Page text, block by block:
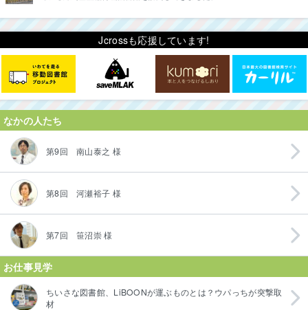
Jcrossも応援しています!
なかの人たち
第9回 南山泰之 様
第8回 河瀬裕子 様
第7回 笹沼崇 様
お仕事見学
ちいさな図書館、LiBOONが運ぶものとは？ウパっちが突撃取
材